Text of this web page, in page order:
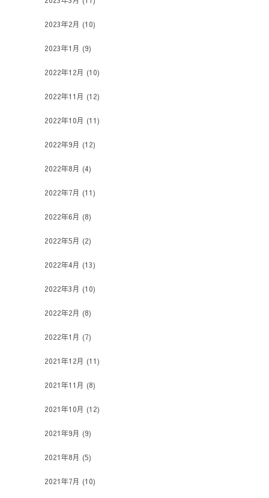
2023年2月 (10)
2023年1月 (9)
2022年12月 (10)
2022年11月 (12)
2022年10月 (11)
2022年9月 (12)
2022年8月 (4)
2022年7月 (11)
2022年6月 (8)
2022年5月 (2)
2022年4月 (13)
2022年3月 (10)
2022年2月 (8)
2022年1月 (7)
2021年12月 (11)
2021年11月 (8)
2021年10月 (12)
2021年9月 (9)
2021年8月 (5)
2021年7月 (10)